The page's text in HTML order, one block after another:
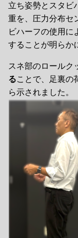
立ち姿勢とスタビ
重を、圧力分布セ
ビハーフの使用に
することが明らか
スネ部のロールク
ることで、足裏の
ら示されました。